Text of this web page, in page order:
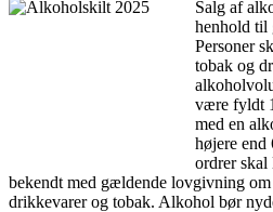
Salg af
henhold til
Personer
tobak og
være fyldt
med en
højere end
ordrer
bekendt med gældende lovgivning
drikkevarer og tobak. Alkohol bør